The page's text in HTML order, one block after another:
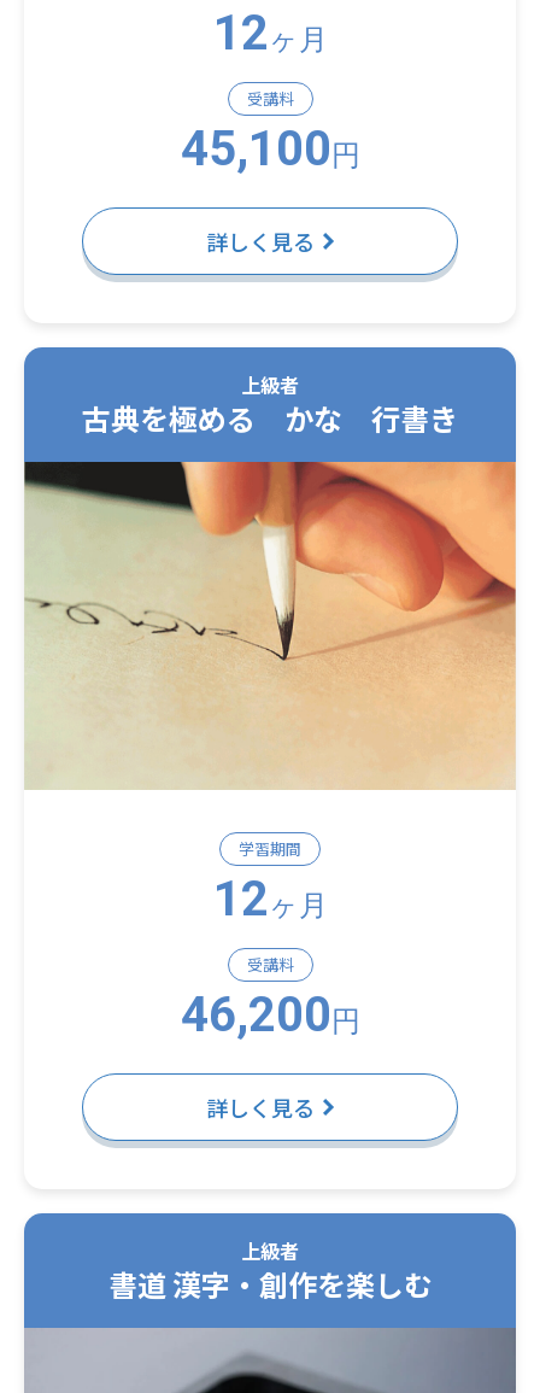
12ヶ月
受講料
45,100 円
詳しく見る
上級者
古典を極める かな 行書き
学習期間
12ヶ月
受講料
46,200 円
詳しく見る
上級者
書道 漢字・創作を楽しむ